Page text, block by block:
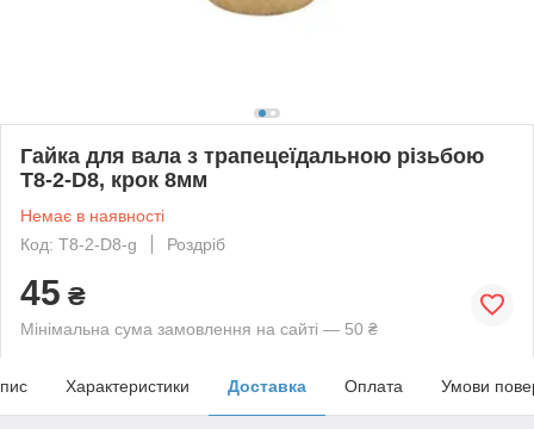
Гайка для вала з трапецеїдальною різьбою
T8-2-D8, крок 8мм
Немає в наявності
Код: T8-2-D8-g
Роздріб
45 ₴
Мінімальна сума замовлення на сайті — 50 ₴
Характеристики Доставка Оплата Умови